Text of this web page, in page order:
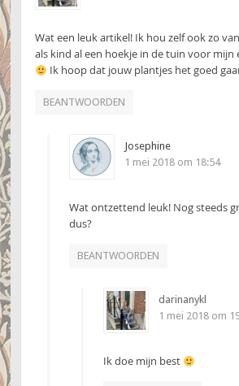
Wat een leuk artikel! Ik hou zelf ook zo
als kind al een hoekje in de tuin voor
Ik hoop dat jouw plantjes het goed
BEANTWOORDEN
Josephine
1 mei 2018 om 18:54
Wat ontzettend leuk! Nog steeds
dus?
BEANTWOORDEN
darinanykl
1 mei 2018 om
Ik doe mijn best